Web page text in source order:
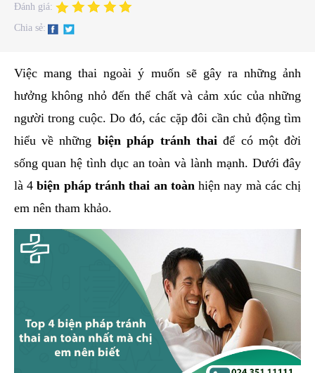
Đánh giá:
Chia sẻ:
Việc mang thai ngoài ý muốn sẽ gây ra những ảnh
hưởng không nhỏ đến thể chất và cảm xúc của những
người trong cuộc. Do đó, các cặp đôi cần chủ động tìm
hiểu về những biện pháp tránh thaiđể có một đời
sống quan hệ tình dục an toàn và lành mạnh. Dưới đây
là 4biện pháp tránh thai an toànhiện nay mà các chị
em nên tham khảo.